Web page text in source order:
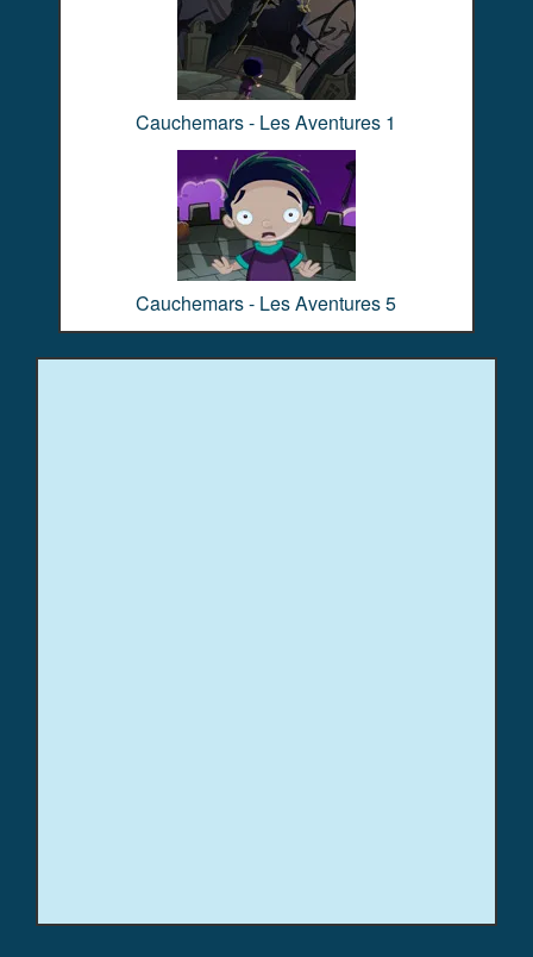
Cauchemars - Les Aventures 1
Cauchemars - Les Aventures 5